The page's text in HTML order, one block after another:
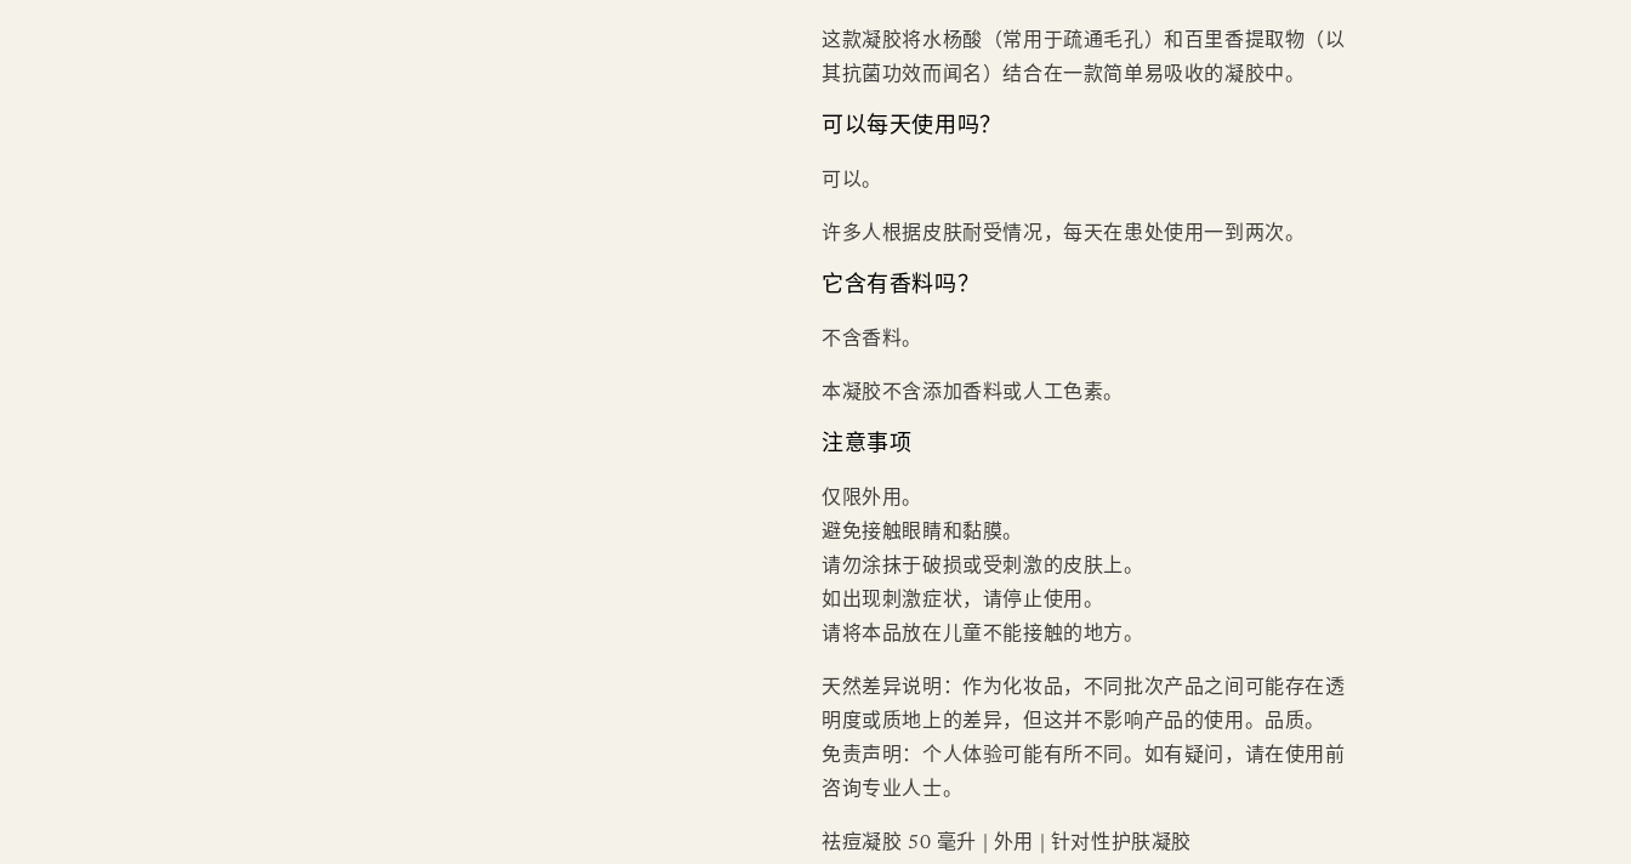
这款凝胶将水杨酸（常用于疏通毛孔）和百里香提取物（以
其抗菌功效而闻名）结合在一款简单易吸收的凝胶中。
可以每天使用吗？
可以。
许多人根据皮肤耐受情况，每天在患处使用一到两次。
它含有香料吗？
不含香料。
本凝胶不含添加香料或人工色素。
注意事项
仅限外用。
避免接触眼睛和黏膜。
请勿涂抹于破损或受刺激的皮肤上。
如出现刺激症状，请停止使用。
请将本品放在儿童不能接触的地方。
天然差异说明：作为化妆品，不同批次产品之间可能存在透
明度或质地上的差异，但这并不影响产品的使用。品质。
免责声明：个人体验可能有所不同。如有疑问，请在使用前
咨询专业人士。
祛痘凝胶 50 毫升 | 外用 | 针对性护肤凝胶